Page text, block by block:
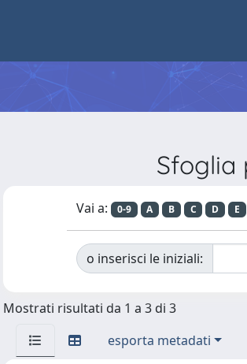
Sfoglia
Vai a: 0-9 A B C D E
o inserisci le iniziali:
Mostrati risultati da 1 a 3 di 3
esporta metadati